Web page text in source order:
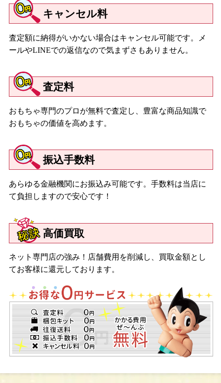
キャンセル料
査定額に納得がいかない場合はキャンセル可能です。メ
ールやLINEでの返信なので気まずさもありません。
査定料
おもちゃ専門のプロが無料で査定し、豊富な商品知識で
おもちゃの価値を高めます。
振込手数料
あらゆる金融機関にお振込み可能です。手数料は当店に
て負担しますので安心です！
高価買取
ネット専門店の強み！店舗費用を削減し、買取金額とし
てお客様に還元しております。